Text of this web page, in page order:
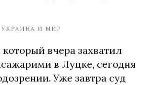
УКРАИНА И МИР
вчера захватил
в Луцке, сегодня
Уже завтра суд